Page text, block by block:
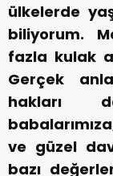
ülkelerde
biliyorum.
fazla kulak
Gerçek
hakları
ve güzel
bazı